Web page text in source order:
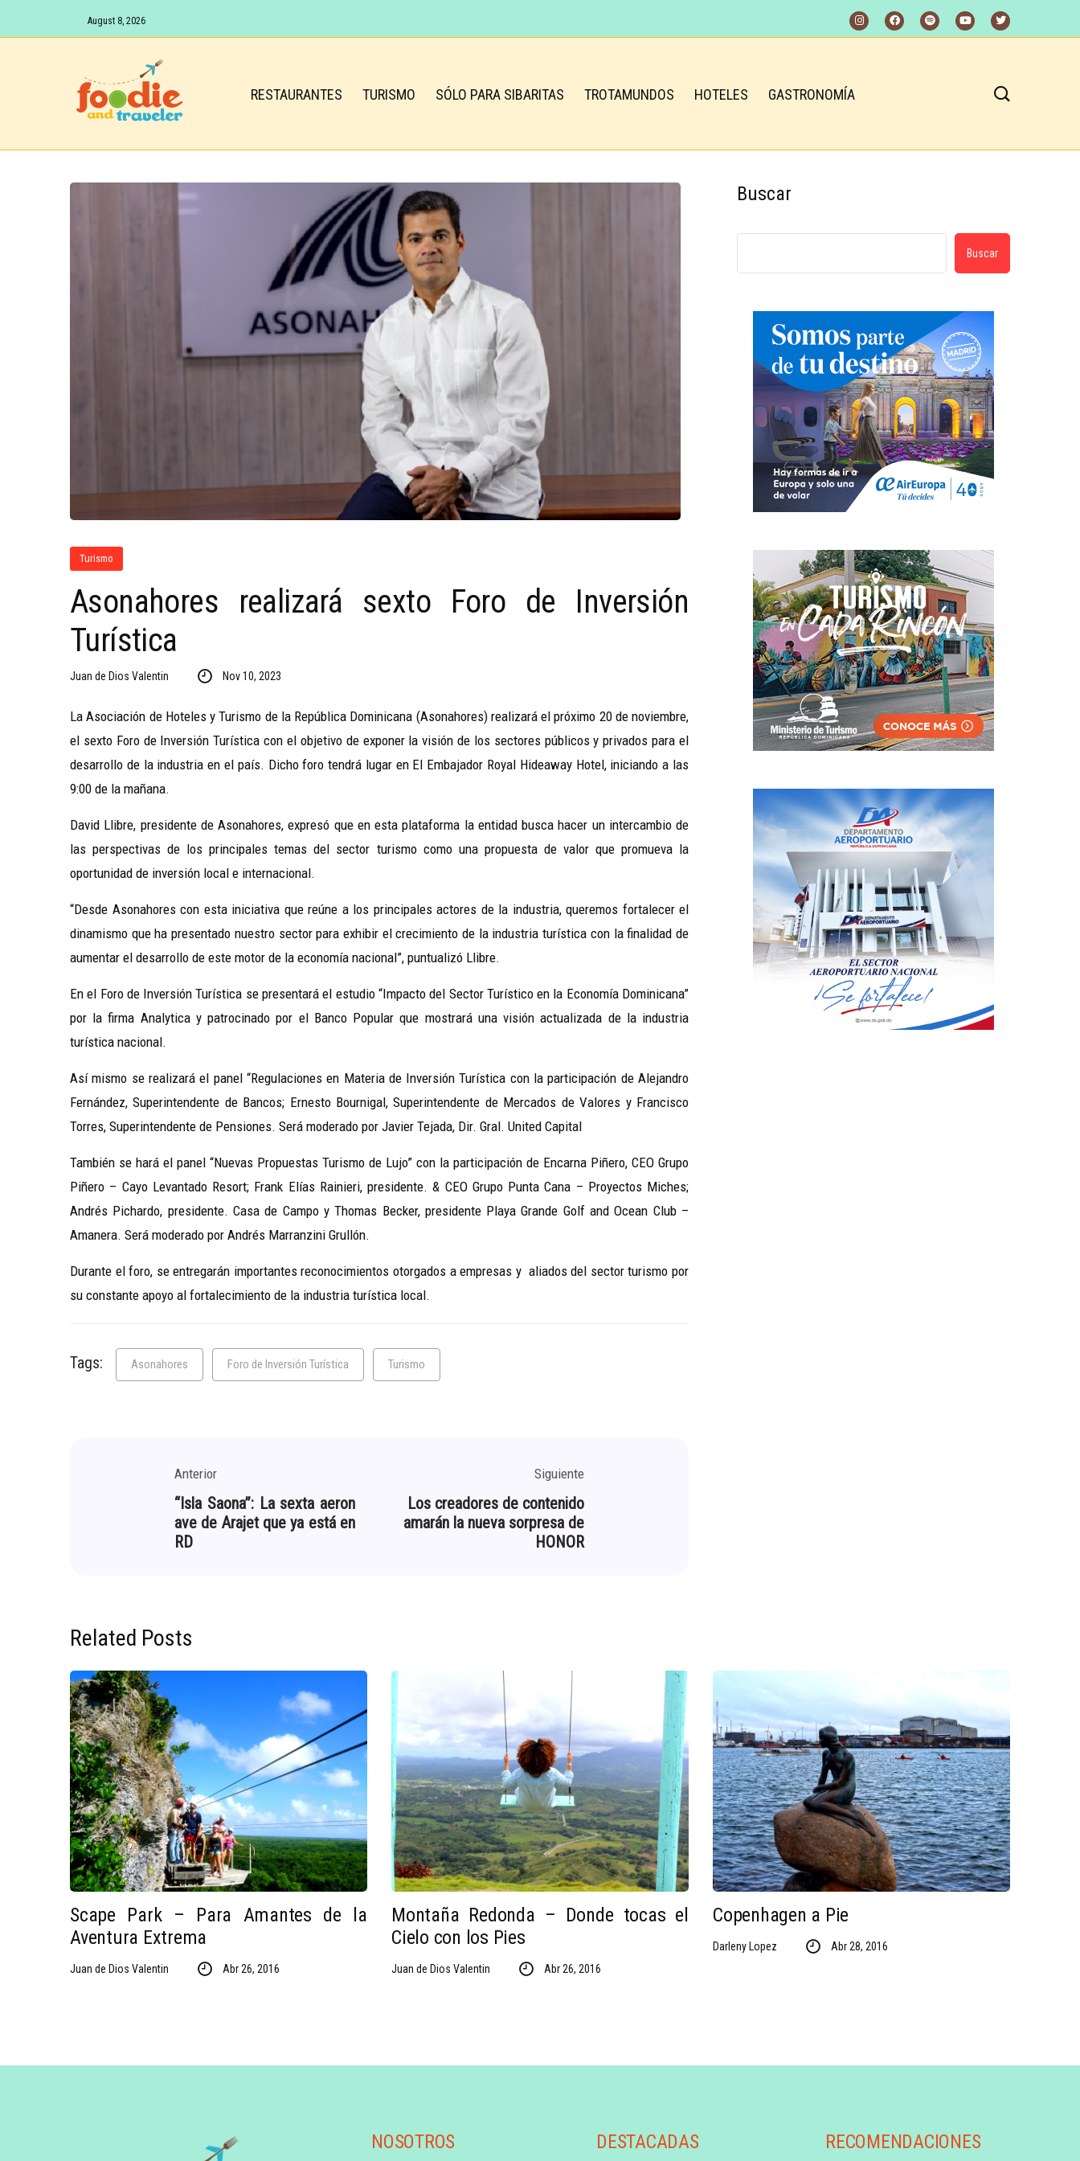
August 8, 2026
RESTAURANTES TURISMO SÓLO PARA SIBARITAS TROTAMUNDOS HOTELES GASTRONOMÍA
Turismo
Asonahores realizará sexto Foro de Inversión
Turística
Juan de Dios Valentin Nov 10, 2023
La Asociación de Hoteles y Turismo de la República Dominicana (Asonahores) realizará el próximo 20 de noviembre,
el sexto Foro de Inversión Turística con el objetivo de exponer la visión de los sectores públicos y privados para el
desarrollo de la industria en el país. Dicho foro tendrá lugar en El Embajador Royal Hideaway Hotel, iniciando a las
9:00 de la mañana.
David Llibre, presidente de Asonahores, expresó que en esta plataforma la entidad busca hacer un intercambio de
las perspectivas de los principales temas del sector turismo como una propuesta de valor que promueva la
oportunidad de inversión local e internacional.
“Desde Asonahores con esta iniciativa que reúne a los principales actores de la industria, queremos fortalecer el
dinamismo que ha presentado nuestro sector para exhibir el crecimiento de la industria turística con la finalidad de
aumentar el desarrollo de este motor de la economía nacional”, puntualizó Llibre.
En el Foro de Inversión Turística se presentará el estudio “Impacto del Sector Turístico en la Economía Dominicana”
por la firma Analytica y patrocinado por el Banco Popular que mostrará una visión actualizada de la industria
turística nacional.
Así mismo se realizará el panel “Regulaciones en Materia de Inversión Turística con la participación de Alejandro
Fernández, Superintendente de Bancos; Ernesto Bournigal, Superintendente de Mercados de Valores y Francisco
Torres, Superintendente de Pensiones. Será moderado por Javier Tejada, Dir. Gral. United Capital
También se hará el panel “Nuevas Propuestas Turismo de Lujo” con la participación de Encarna Piñero, CEO Grupo
Piñero – Cayo Levantado Resort; Frank Elías Rainieri, presidente. & CEO Grupo Punta Cana – Proyectos Miches;
Andrés Pichardo, presidente. Casa de Campo y Thomas Becker, presidente Playa Grande Golf and Ocean Club –
Amanera. Será moderado por Andrés Marranzini Grullón.
Durante el foro, se entregarán importantes reconocimientos otorgados a empresas y aliados del sector turismo por
su constante apoyo al fortalecimiento de la industria turística local.
Tags: Asonahores Foro de Inversión Turística Turismo
Anterior
“Isla Saona”: La sexta aeron
ave de Arajet que ya está en
RD
Siguiente
Los creadores de contenido
amarán la nueva sorpresa de
HONOR
Buscar
Buscar
Related Posts
Scape Park – Para Amantes de la
Aventura Extrema
Juan de Dios Valentin Abr 26, 2016
Montaña Redonda – Donde tocas el
Cielo con los Pies
Juan de Dios Valentin Abr 26, 2016
Copenhagen a Pie
Darleny Lopez Abr 28, 2016
NOSOTROS DESTACADAS RECOMENDACIONES